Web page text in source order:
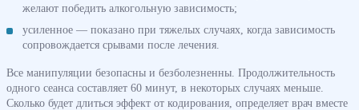
желают победить алкогольную зависимость;
усиленное — показано при тяжелых случаях, когда зависимость
сопровождается срывами после лечения.
Все манипуляции безопасны и безболезненны. Продолжительность
одного сеанса составляет 60 минут, в некоторых случаях меньше.
Сколько будет длиться эффект от кодирования, определяет врач вместе